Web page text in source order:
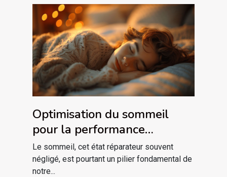
Optimisation du sommeil
pour la performance
cognitive découvrez les
techniques méconnues
Le sommeil, cet état réparateur souvent
négligé, est pourtant un pilier fondamental de
notre...